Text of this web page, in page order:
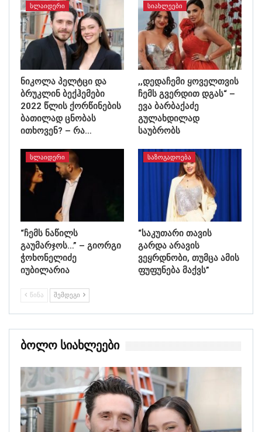
ᲡᲚᲐᲘᲓᲔᲠᲘ
ნიკოლა პელტცი და
ბრუკლინ ბექჰემები
2022 წლის ქორწინების
ბათილად ცნობას
ითხოვენ? – რა…
ᲡᲘᲐᲮᲚᲔᲔᲑᲘ
,,დედაჩემი ყოველთვის
ჩემს გვერდით დგას“ –
ევა ბარბაქაძე
გულახდილად
საუბრობს
ᲡᲚᲐᲘᲓᲔᲠᲘ
“ჩემს ნაწილს
გაუმარჯოს…” – გიორგი
ჭოხონელიძე
იუბილარია
ᲡᲐᲖᲝᲒᲐᲓᲝᲔᲑᲐ
“საკუთარი თავის
გარდა არავის
ვეყრდნობი, თუმცა ამის
ფუფუნება მაქვს”
ᲬᲘᲜᲐ ᲨᲔᲛᲓᲔᲒᲘ
Ბოლო Სიახლეები